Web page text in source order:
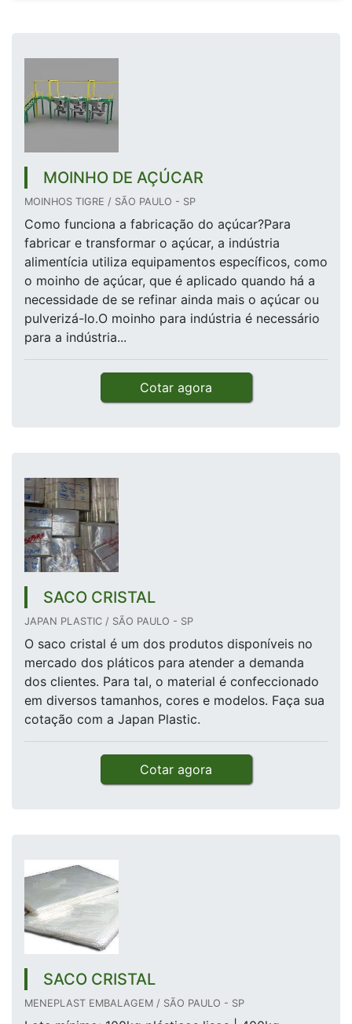
MOINHO DE AÇÚCAR
MOINHOS TIGRE / SÃO PAULO - SP
Como funciona a fabricação do açúcar?Para
fabricar e transformar o açúcar, a indústria
alimentícia utiliza equipamentos específicos, como
o moinho de açúcar, que é aplicado quando há a
necessidade de se refinar ainda mais o açúcar ou
pulverizá-lo.O moinho para indústria é necessário
para a indústria...
Cotar agora
SACO CRISTAL
JAPAN PLASTIC / SÃO PAULO - SP
O saco cristal é um dos produtos disponíveis no
mercado dos pláticos para atender a demanda
dos clientes. Para tal, o material é confeccionado
em diversos tamanhos, cores e modelos. Faça sua
cotação com a Japan Plastic.
Cotar agora
SACO CRISTAL
MENEPLAST EMBALAGEM / SÃO PAULO - SP